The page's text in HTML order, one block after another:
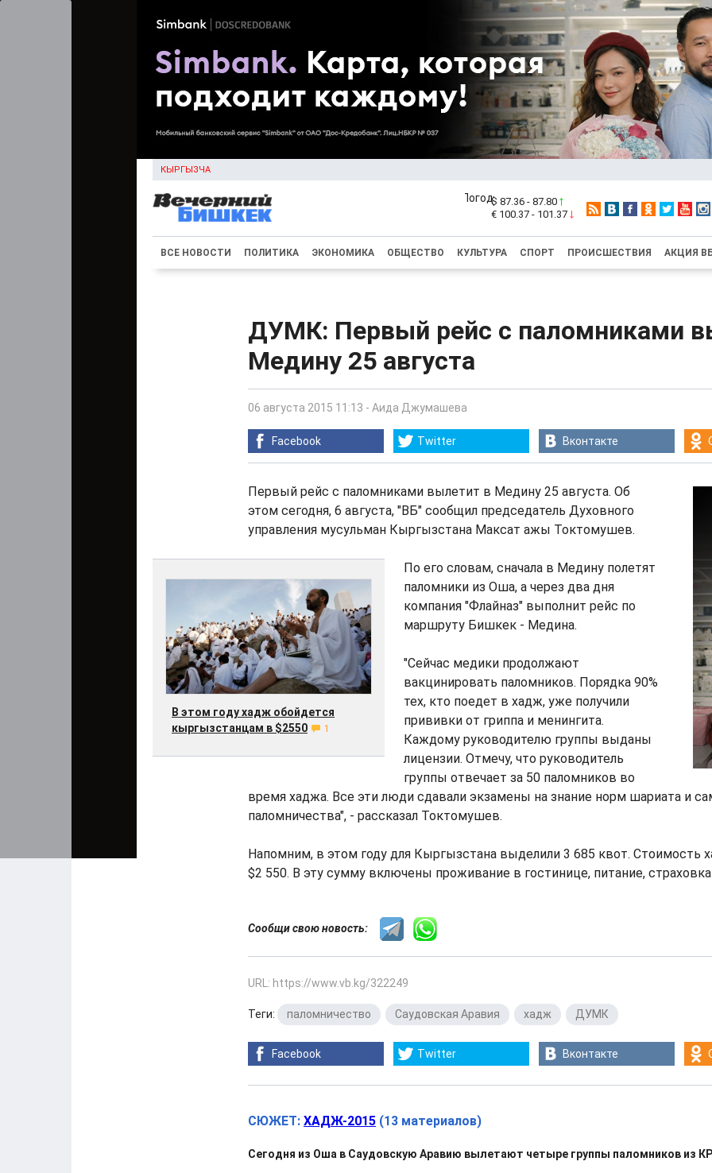
КЫРГЫЗЧА
$ 87.36 - 87.80
€ 100.37 - 101.37
ВСЕ НОВОСТИ ПОЛИТИКА ЭКОНОМИКА ОБЩЕСТВО КУЛЬТУРА СПОРТ ПРОИСШЕСТВИЯ АКЦИЯ
ДУМК: Первый рейс с паломниками
Медину 25 августа
06 августа 2015 11:13 - Аида Джумашева
Facebook Twitter Вконтакте
Первый рейс с паломниками вылетит в Медину 25 августа. Об
этом сегодня, 6 августа, "ВБ" сообщил председатель Духовного
управления мусульман Кыргызстана Максат ажы Токтомушев.
В этом году хадж обойдется
кыргызстанцам в $2550
1
По его словам, сначала в Медину полетят
паломники из Оша, а через два дня
компания "Флайназ" выполнит рейс по
маршруту Бишкек - Медина.
"Сейчас медики продолжают
вакцинировать паломников. Порядка 90%
тех, кто поедет в хадж, уже получили
прививки от гриппа и менингита.
Каждому руководителю группы выданы
лицензии. Отмечу, что руководитель
группы отвечает за 50 паломников во
время хаджа. Все эти люди сдавали экзамены на знание норм шариата и
паломничества", - рассказал Токтомушев.
Напомним, в этом году для Кыргызстана выделили 3 685 квот. Стоимость
$2 550. В эту сумму включены проживание в гостинице, питание, страховка
Сообщи свою новость:
URL: https://www.vb.kg/322249
Теги: паломничество Саудовская Аравия хадж ДУМК
Facebook Twitter Вконтакте
СЮЖЕТ: ХАДЖ-2015 (13 материалов)
Сегодня из Оша в Саудовскую Аравию вылетают четыре группы паломников из КР